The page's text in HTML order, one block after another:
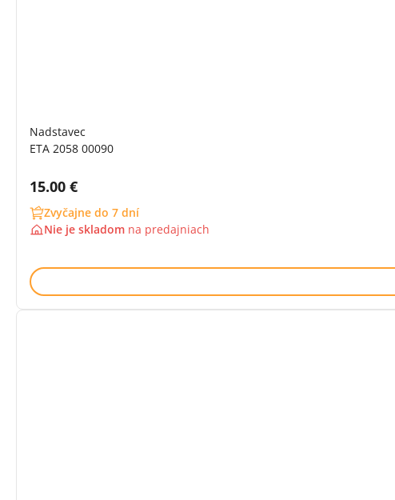
Nadstavec
ETA 2058 00090
Cena s DPH:
15.00 €
Zvyčajne do 7 dní
Nie je skladom na predajniach